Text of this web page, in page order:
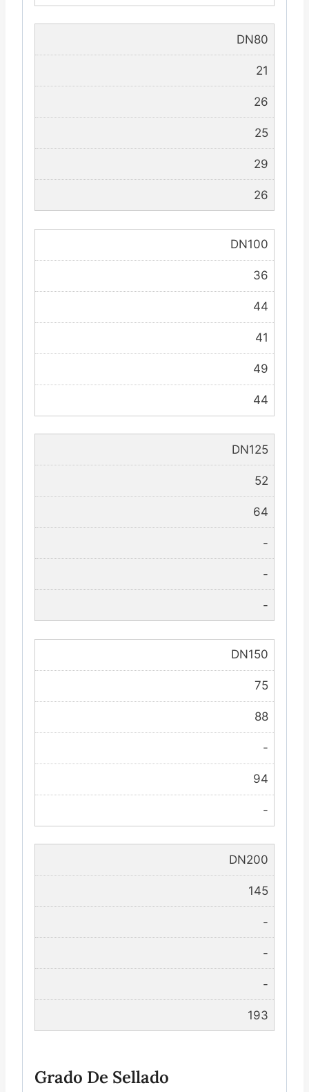
DN80
21
26
25
29
26
DN100
36
44
41
49
44
DN125
52
64
-
-
-
DN150
75
88
-
94
-
DN200
145
-
-
-
193
Grado De Sellado